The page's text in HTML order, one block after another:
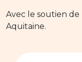
Avec le soutien de
Aquitaine.